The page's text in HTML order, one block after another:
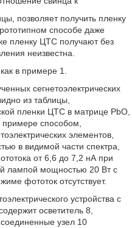
позволяет получить пленку
способе даже
пленку ЦТС получают без
неизвестна.
в примере 1.
сегнетоэлектрических
из таблицы,
пленки ЦТС в матрице PbО,
способом,
элементов,
в видимой части спектра,
от 6,6 до 7,2 нА при
лампой мощностью 20 Вт с
фототок отсутствует.
устройства с
осветитель 8,
узел 10